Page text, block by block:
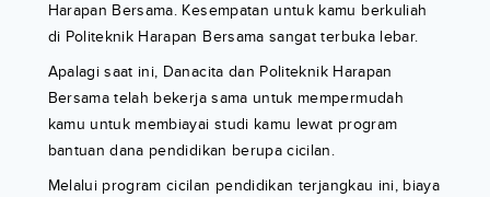
Harapan Bersama. Kesempatan untuk kamu berkuliah
di Politeknik Harapan Bersama sangat terbuka lebar.
Apalagi saat ini, Danacita dan Politeknik Harapan
Bersama telah bekerja sama untuk mempermudah
kamu untuk membiayai studi kamu lewat program
bantuan dana pendidikan berupa cicilan.
Melalui program cicilan pendidikan terjangkau ini, biaya